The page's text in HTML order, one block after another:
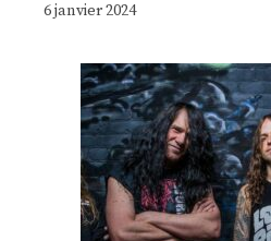
6 janvier 2024